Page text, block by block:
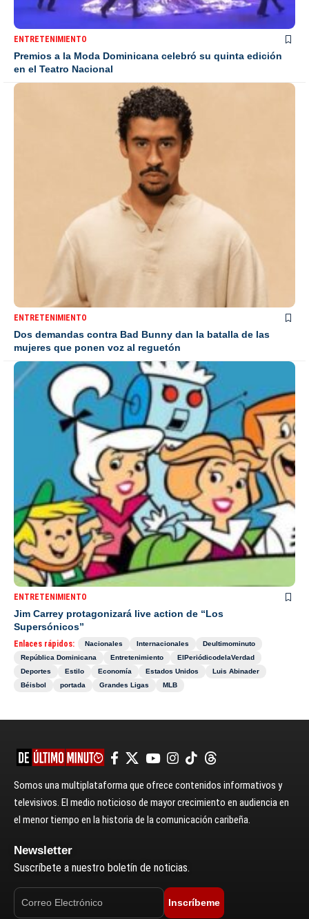
ENTRETENIMIENTO
Premios a la Moda Dominicana celebró su quinta edición
en el Teatro Nacional
ENTRETENIMIENTO
Dos demandas contra Bad Bunny dan la batalla de las
mujeres que ponen voz al reguetón
ENTRETENIMIENTO
Jim Carrey protagonizará live action de “Los
Supersónicos”
Enlaces rápidos: Nacionales Internacionales
Deultimominuto
República Dominicana
Entretenimiento
ElPeriódicodelaVerdad
Deportes
Estilo Economía Estados Unidos
Luis Abinader
Béisbol
portada Grandes Ligas MLB
Somos una multiplataforma que ofrece contenidos informativos y
televisivos. El medio noticioso de mayor crecimiento en audiencia en
el menor tiempo en la historia de la comunicación caribeña.
Newsletter
Suscríbete a nuestro boletín de noticias.
Inscríbeme